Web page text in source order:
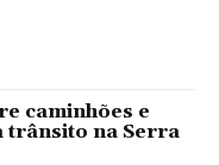
caminhões e
trânsito na Serra